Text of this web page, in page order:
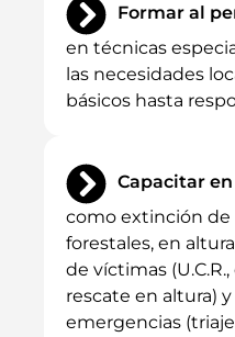
Formar al
en técnicas
las necesidades
básicos hasta
Capacitar
como extinción de
forestales, en
de víctimas
rescate en altura)
emergencias